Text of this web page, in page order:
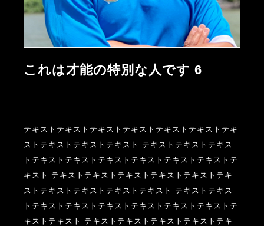
これは才能の特別な人です 6
テキストテキストテキストテキストテキストテキストテキ
ストテキストテキストテキスト テキストテキストテキス
トテキストテキストテキストテキストテキストテキストテ
キスト テキストテキストテキストテキストテキストテキ
ストテキストテキストテキストテキスト テキストテキス
トテキストテキストテキストテキストテキストテキストテ
キストテキスト テキストテキストテキストテキストテキ